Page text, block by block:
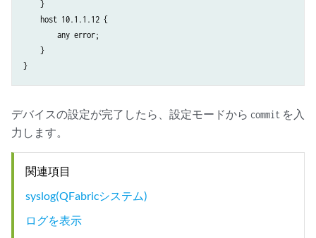
    }
    host 10.1.1.12 {
        any error;
    }
デバイスの設定が完了したら、設定モードから commit を入
力します。
関連項目
syslog(QFabricシステム)
ログを表示